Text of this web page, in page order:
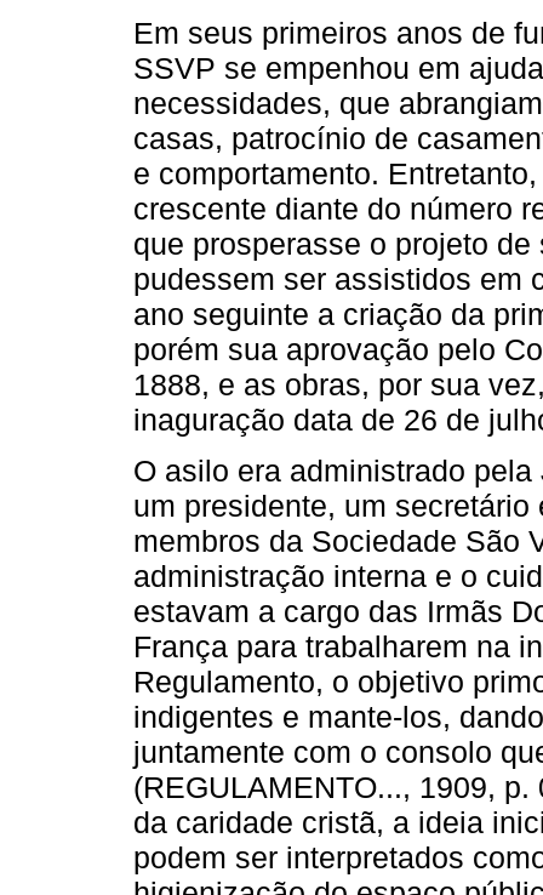
Em seus primeiros anos de
SSVP se empenhou em
necessidades, que
casas, patrocínio de
e comportamento.
crescente diante do número
que prosperasse o projeto
pudessem ser assistidos em
ano seguinte a criação da
porém sua aprovação pelo
1888, e as obras, por sua
inaguração data de 26 de
O asilo era administrado
um presidente, um
membros da Sociedade São
administração interna e o
estavam a cargo das Irmãs
França para trabalharem na
Regulamento, o objetivo
indigentes e mante-los,
juntamente com o consolo
(REGULAMENTO..., 1909,
da caridade cristã, a ideia
podem ser interpretados